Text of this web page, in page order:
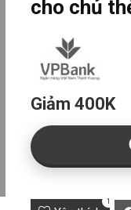
cho chủ
Giảm 400K
1